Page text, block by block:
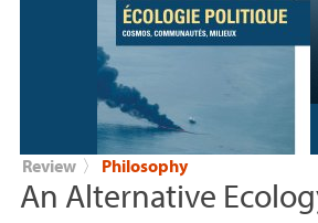
Review 〉 Philosophy
An Alternative